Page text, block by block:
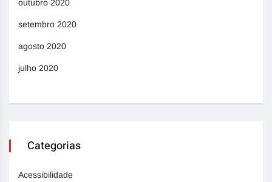
outubro 2020
setembro 2020
agosto 2020
julho 2020
Categorias
Acessibilidade